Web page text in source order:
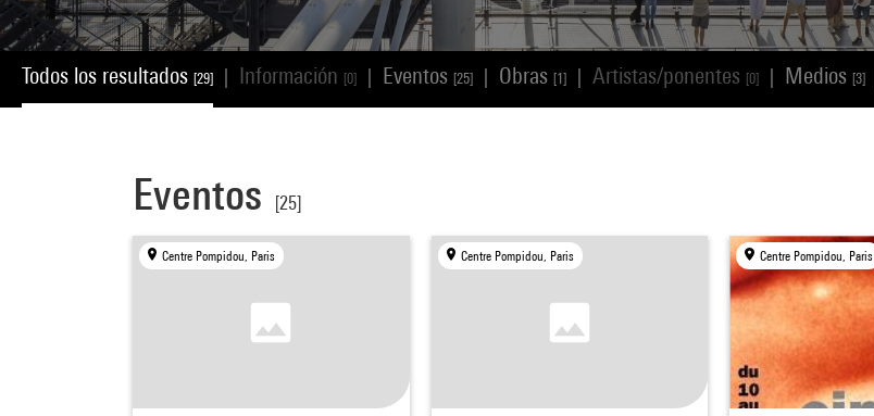
Todos los resultados [29] Información [0] Eventos [25] Obras [1] Artistas/ponentes [0] Medios [3]
Eventos [25]
Centre Pompidou, Paris Centre Pompidou, Paris Centre Pompidou, Paris